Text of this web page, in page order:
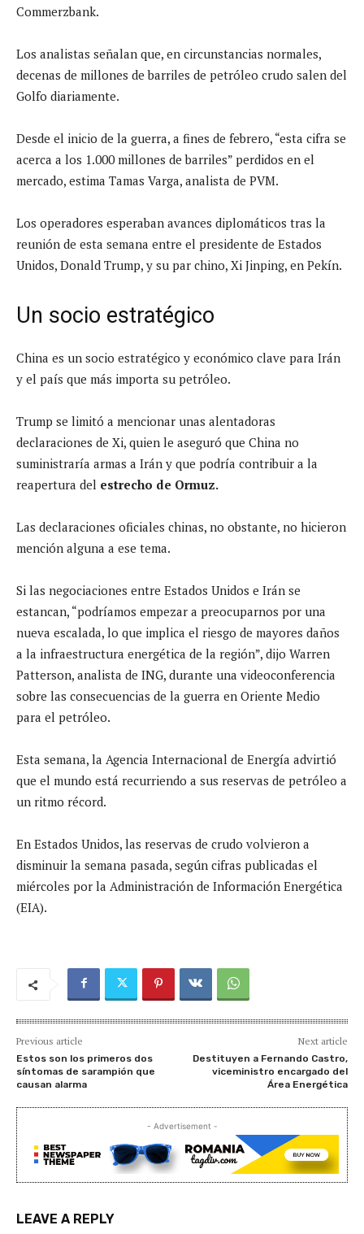
Commerzbank.
Los analistas señalan que, en circunstancias normales,
decenas de millones de barriles de petróleo crudo salen del
Golfo diariamente.
Desde el inicio de la guerra, a fines de febrero, “esta cifra se
acerca a los 1.000 millones de barriles” perdidos en el
mercado, estima Tamas Varga, analista de PVM.
Los operadores esperaban avances diplomáticos tras la
reunión de esta semana entre el presidente de Estados
Unidos, Donald Trump, y su par chino, Xi Jinping, en Pekín.
Un socio estratégico
China es un socio estratégico y económico clave para Irán
y el país que más importa su petróleo.
Trump se limitó a mencionar unas alentadoras
declaraciones de Xi, quien le aseguró que China no
suministraría armas a Irán y que podría contribuir a la
reapertura del estrecho de Ormuz.
Las declaraciones oficiales chinas, no obstante, no hicieron
mención alguna a ese tema.
Si las negociaciones entre Estados Unidos e Irán se
estancan, “podríamos empezar a preocuparnos por una
nueva escalada, lo que implica el riesgo de mayores daños
a la infraestructura energética de la región”, dijo Warren
Patterson, analista de ING, durante una videoconferencia
sobre las consecuencias de la guerra en Oriente Medio
para el petróleo.
Esta semana, la Agencia Internacional de Energía advirtió
que el mundo está recurriendo a sus reservas de petróleo a
un ritmo récord.
En Estados Unidos, las reservas de crudo volvieron a
disminuir la semana pasada, según cifras publicadas el
miércoles por la Administración de Información Energética
(EIA).
Previous article
Estos son los primeros dos
síntomas de sarampión que
causan alarma
Next article
Destituyen a Fernando Castro,
viceministro encargado del
Área Energética
- Advertisement -
LEAVE A REPLY